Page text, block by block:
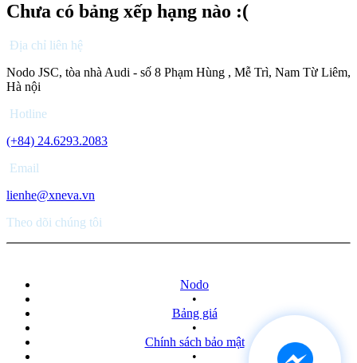
Chưa có bảng xếp hạng nào :(
Địa chỉ liên hệ
Nodo JSC, tòa nhà Audi - số 8 Phạm Hùng , Mễ Trì, Nam Từ Liêm,
Hà nội
Hotline
(+84) 24.6293.2083
Email
lienhe@xneva.vn
Theo dõi chúng tôi
Nodo
•
Bảng giá
•
Chính sách bảo mật
•